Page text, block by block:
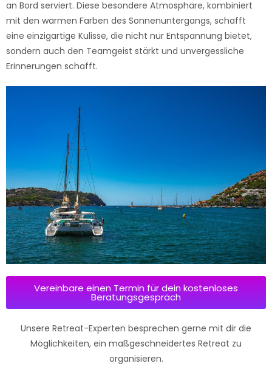
an Bord serviert. Diese besondere Atmosphäre, kombiniert
mit den warmen Farben des Sonnenuntergangs, schafft
eine einzigartige Kulisse, die nicht nur Entspannung bietet,
sondern auch den Teamgeist stärkt und unvergessliche
Erinnerungen schafft.
Vereinbare einen Termin für dein kostenloses
Beratungsgespräch
Unsere Retreat-Experten besprechen gerne mit dir die
Möglichkeiten, ein maßgeschneidertes Retreat zu
organisieren.